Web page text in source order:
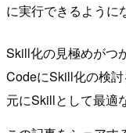
に実行できるように
Skill化の見極めがつ
CodeにSkill化の検
元にSkillとして最適